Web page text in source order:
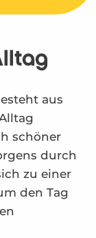
trinken
aus
schöner
durch
zu einer
den Tag